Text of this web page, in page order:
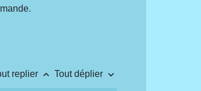
replier keyboard_arrow_up Tout déplier keyboard_arrow_down